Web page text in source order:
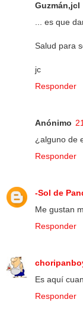
Guzmán,jcl
... es que
Salud para
jc
Responder
Anónimo
¿alguno de
Responder
-Sol de
Me gustan
Responder
Es aquí
Responder